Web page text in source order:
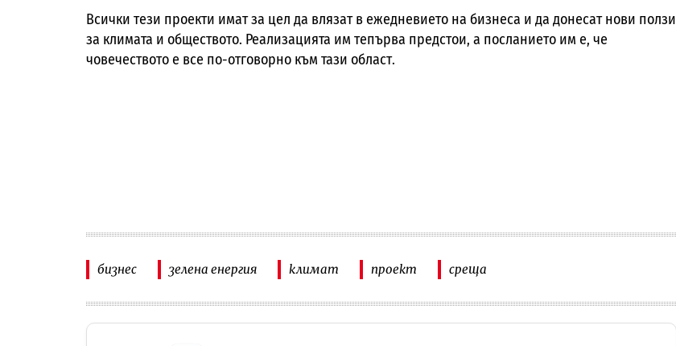
Всички тези проекти имат за цел да влязат в ежедневието на бизнеса и да донесат нови ползи
за климата и обществото. Реализацията им тепърва предстои, а посланието им е, че
човечеството е все по-отговорно към тази област.
бизнес зелена енергия климат проект среща